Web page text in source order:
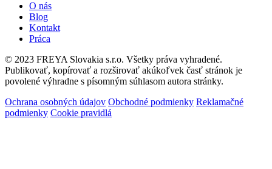
O nás
Blog
Kontakt
Práca
© 2023 FREYA Slovakia s.r.o. Všetky práva vyhradené.
Publikovať, kopírovať a rozširovať akúkoľvek časť stránok je
povolené výhradne s písomným súhlasom autora stránky.
Ochrana osobných údajov Obchodné podmienky Reklamačné
podmienky Cookie pravidlá